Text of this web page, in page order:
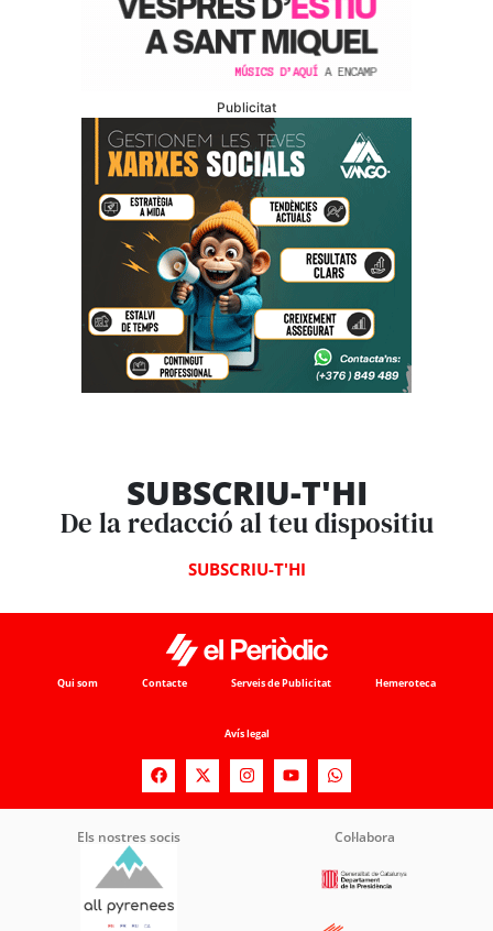
Publicitat
SUBSCRIU-T'HI
De la redacció al teu dispositiu
SUBSCRIU-T'HI
Qui som Contacte Serveis de Publicitat Hemeroteca
Avís legal
Els nostres socis Col·labora